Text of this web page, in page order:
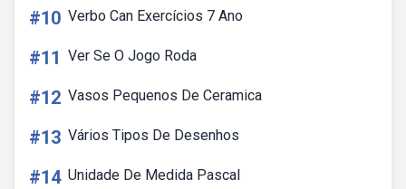
#10 Verbo Can Exercícios 7 Ano
#11 Ver Se O Jogo Roda
#12 Vasos Pequenos De Ceramica
#13 Vários Tipos De Desenhos
#14 Unidade De Medida Pascal